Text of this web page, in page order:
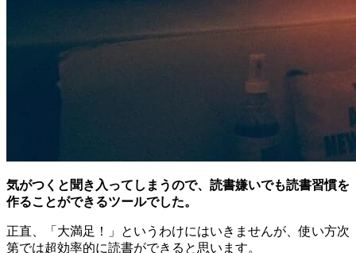
気がつくと聞き入ってしまうので、読書嫌いでも読書習慣を
作ることができるツールでした。
正直、「大満足！」というわけにはいきませんが、使い方次
第では超効率的に読書ができると思います。